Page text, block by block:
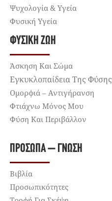
Ψυχολογία & Υγεία
Φυσική Υγεία
ΦΥΣΙΚΉ ΖΩΉ
Άσκηση Και Σώμα
Εγκυκλοπαίδεια Της Φύσης
Ομορφιά – Αντιγήρανση
Φτιάχνω Μόνος Μου
Φύση Και Περιβάλλον
ΠΡΌΣΩΠΑ – ΓΝΏΣΗ
Βιβλία
Προσωπικότητες